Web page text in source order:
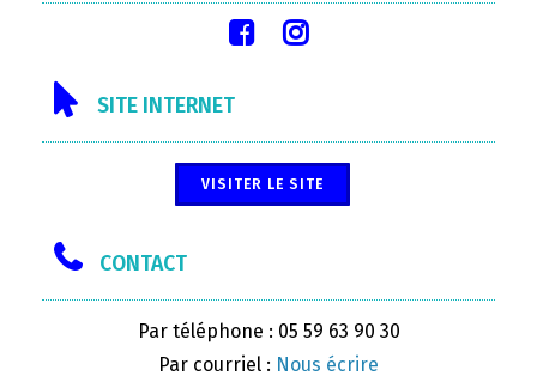
SITE INTERNET
VISITER LE SITE
CONTACT
Par téléphone : 05 59 63 90 30
Par courriel : Nous écrire